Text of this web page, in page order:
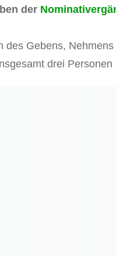
der
des Gebens,
drei